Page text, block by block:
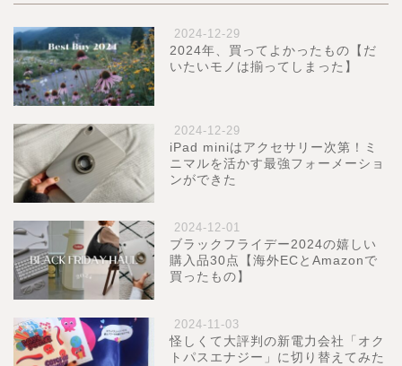
2024-12-29
2024年、買ってよかったもの【だ
いたいモノは揃ってしまった】
2024-12-29
iPad miniはアクセサリー次第！ミ
ニマルを活かす最強フォーメーショ
ンができた
2024-12-01
ブラックフライデー2024の嬉しい
購入品30点【海外ECとAmazonで
買ったもの】
2024-11-03
怪しくて大評判の新電力会社「オク
トパスエナジー」に切り替えてみた